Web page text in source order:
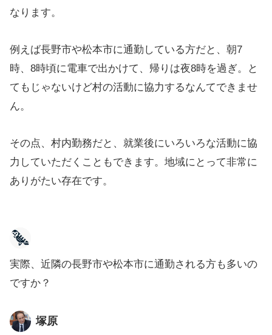
なります。
例えば長野市や松本市に通勤している方だと、朝7
時、8時頃に電車で出かけて、帰りは夜8時を過ぎ。と
てもじゃないけど村の活動に協力するなんてできませ
ん。
その点、村内勤務だと、就業後にいろいろな活動に協
力していただくこともできます。地域にとって非常に
ありがたい存在です。
実際、近隣の長野市や松本市に通勤される方も多いの
ですか？
塚原